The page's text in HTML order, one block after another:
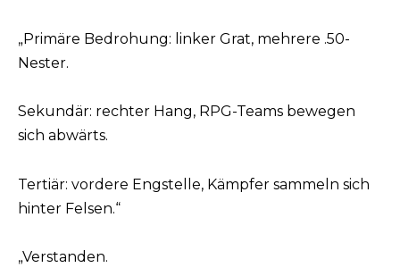
„Primäre Bedrohung: linker Grat, mehrere .50-
Nester.
Sekundär: rechter Hang, RPG-Teams bewegen
sich abwärts.
Tertiär: vordere Engstelle, Kämpfer sammeln sich
hinter Felsen.“
„Verstanden.